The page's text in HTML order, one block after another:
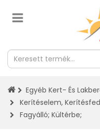
Egyéb Kert- És
Kerítéselem,
Fagyálló; Kültérbe;